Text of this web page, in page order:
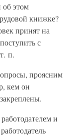
об этом
книжке?
принят на
с
п.
проясним
кем он
и